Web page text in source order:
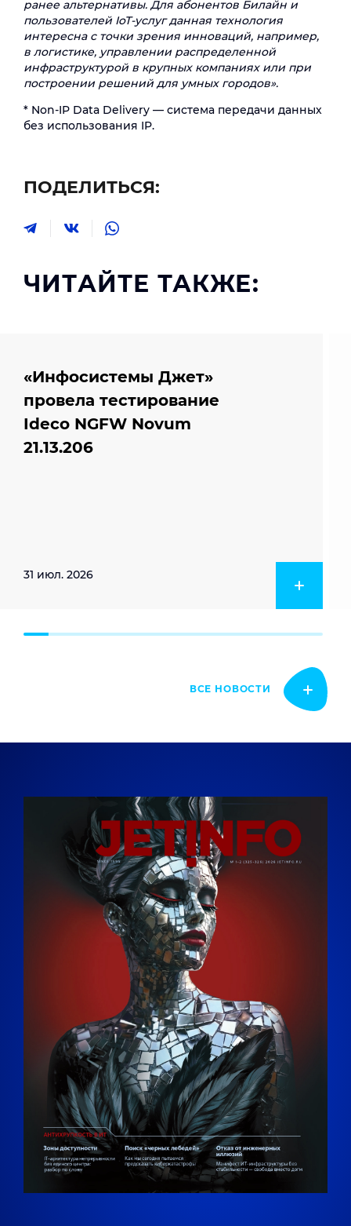
ранее альтернативы. Для абонентов Билайн и
пользователей IoT-услуг данная технология
интересна с точки зрения инноваций, например,
в логистике, управлении распределенной
инфраструктурой в крупных компаниях или при
построении решений для умных городов».
* Non-IP Data Delivery — система передачи данных
без использования IP.
ПОДЕЛИТЬСЯ:
ЧИТАЙТЕ ТАКЖЕ:
«Инфосистемы Джет»
провела тестирование
Ideco NGFW Novum
21.13.206
31 июл. 2026
ВСЕ НОВОСТИ